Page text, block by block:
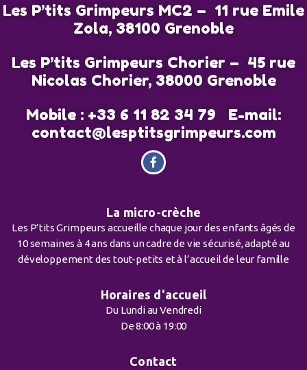
Les P’tits Grimpeurs MC2 – 11 rue Emile
Zola, 38100 Grenoble
Les P’tits Grimpeurs Chorier – 45 rue
Nicolas Chorier, 38000 Grenoble
Mobile : +33 6 11 82 34 79 E-mail:
contact@lesptitsgrimpeurs.com
La micro-crèche
Les P’tits Grimpeurs accueille chaque jour des enfants âgés de
10 semaines à 4 ans dans un cadre de vie sécurisé, adapté au
développement des tout-petits et à l’accueil de leur famille
Horaires d'accueil
Du Lundi au Vendredi
De 8:00 à 19:00
Contact